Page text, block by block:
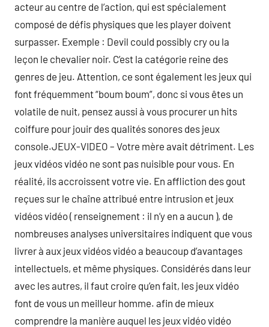
acteur au centre de l’action, qui est spécialement
composé de défis physiques que les player doivent
surpasser. Exemple : Devil could possibly cry ou la
leçon le chevalier noir. C’est la catégorie reine des
genres de jeu. Attention, ce sont également les jeux qui
font fréquemment “boum boum”, donc si vous êtes un
volatile de nuit, pensez aussi à vous procurer un hits
coiffure pour jouir des qualités sonores des jeux
console.JEUX-VIDEO – Votre mère avait détriment. Les
jeux vidéos vidéo ne sont pas nuisible pour vous. En
réalité, ils accroissent votre vie. En affliction des gout
reçues sur le chaîne attribué entre intrusion et jeux
vidéos vidéo ( renseignement : il n’y en a aucun ), de
nombreuses analyses universitaires indiquent que vous
livrer à aux jeux vidéos vidéo a beaucoup d’avantages
intellectuels, et même physiques. Considérés dans leur
avec les autres, il faut croire qu’en fait, les jeux vidéo
font de vous un meilleur homme. afin de mieux
comprendre la manière auquel les jeux vidéo vidéo